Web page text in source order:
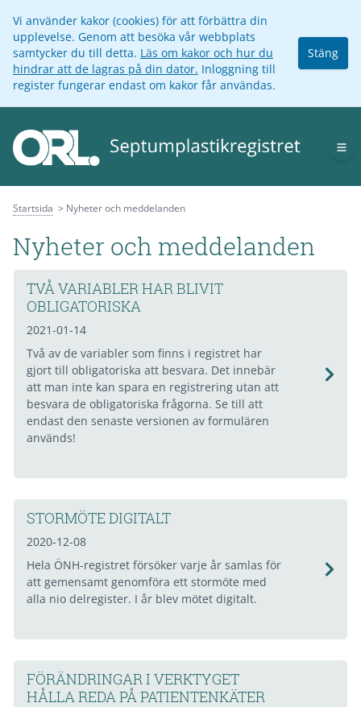
Vi använder kakor (cookies) för att förbättra din
upplevelse. Genom att besöka vår webbplats
samtycker du till detta. Läs om kakor och hur du
hindrar att de lagras på din dator. Inloggning till
register fungerar endast om kakor får användas.
Stäng
Startsida Nyheter och meddelanden
Nyheter och meddelanden
TVÅ VARIABLER HAR BLIVIT
OBLIGATORISKA
2021-01-14
Två av de variabler som finns i registret har
gjort till obligatoriska att besvara. Det innebär
att man inte kan spara en registrering utan att
besvara de obligatoriska frågorna. Se till att
endast den senaste versionen av formulären
används!
STORMÖTE DIGITALT
2020-12-08
Hela ÖNH-registret försöker varje år samlas för
att gemensamt genomföra ett stormöte med
alla nio delregister. I år blev mötet digitalt.
FÖRÄNDRINGAR I VERKTYGET
HÅLLA REDA PÅ PATIENTENKÄTER